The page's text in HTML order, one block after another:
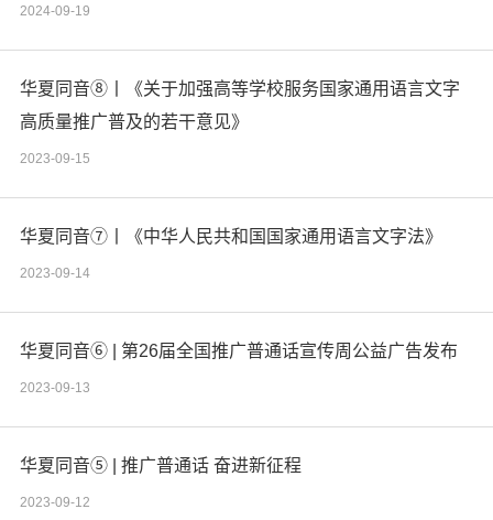
2024-09-19
华夏同音⑧丨《关于加强高等学校服务国家通用语言文字
高质量推广普及的若干意见》
2023-09-15
华夏同音⑦丨《中华人民共和国国家通用语言文字法》
2023-09-14
华夏同音⑥ | 第26届全国推广普通话宣传周公益广告发布
2023-09-13
华夏同音⑤ | 推广普通话 奋进新征程
2023-09-12